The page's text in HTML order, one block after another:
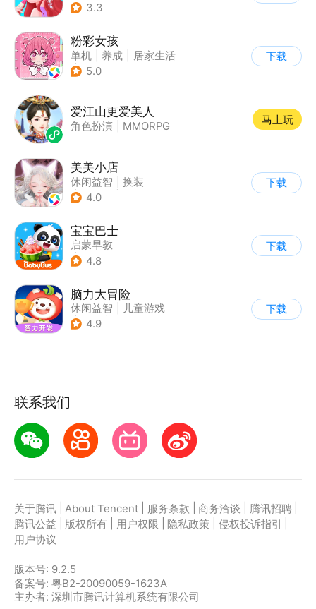
3.3
粉彩女孩
单机 养成
居家生活
| 女性向
5.0
下载
爱江山更爱美人
角色扮演 MMORPG
马上玩
美美小店
休闲益智
换装
| 女性向
4.0
下载
宝宝巴士
启蒙早教
| 儿童益智游戏
4.8
下载
脑力大冒险
休闲益智
儿童游戏
| 卡通
4.9
下载
联系我们
关于腾讯 About Tencent 服务条款 商务洽谈 腾讯招聘
腾讯公益
版权所有 用户权限 隐私政策 侵权投诉指引
用户协议
版本号: 9.2.5
备案号: 粤B2-20090059-1623A
主办者: 深圳市腾讯计算机系统有限公司